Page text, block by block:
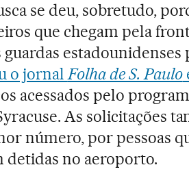
se deu, sobretudo,
que chegam pela
guardas
o jornalFolha de S. Paulo
acessados pelo
As solicitações
número, por pessoas
detidas no aeroporto.